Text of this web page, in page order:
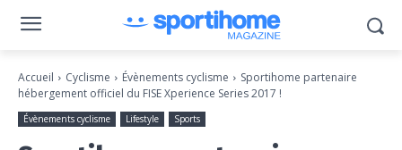
Accueil Cyclisme Évènements cyclisme
Sportihome partenaire
hébergement officiel du FISE Xperience Series 2017 !
Évènements cyclisme Lifestyle Sports